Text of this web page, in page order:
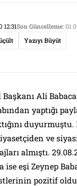
12:31Son Güncelleme:
Yazıyı Büyüt
Ali
yaptığı
duyurmuştu.
ve
almıştı.
ise eşi Zeynep
pozitif